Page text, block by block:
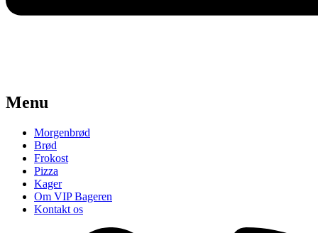
Menu
Morgenbrød
Brød
Frokost
Pizza
Kager
Om VIP Bageren
Kontakt os